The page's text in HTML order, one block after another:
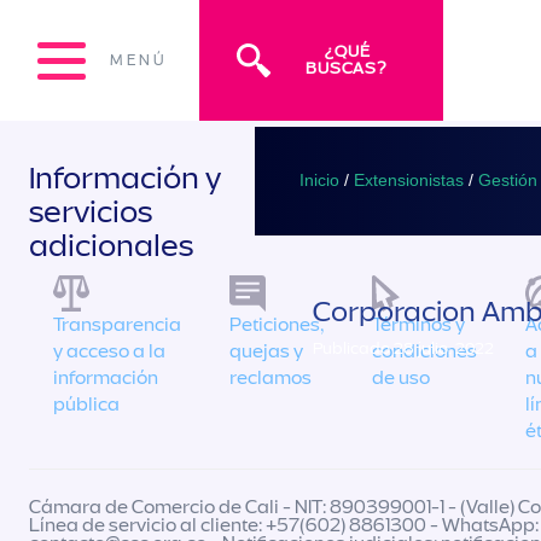
MENÚ
¿QUÉ
BUSCAS?
Inicio / Extensionistas /
Corporacion
Publicado 28 julio, 2022
Información y
servicios
adicionales
Transparencia
y acceso a la
información
pública
Peticiones,
quejas y
reclamos
Términos y
condiciones
de uso
a
Cámara de Comercio de Cali - NIT: 890399001-1 - (Valle)
Línea de servicio al cliente: +57(602) 8861300 -